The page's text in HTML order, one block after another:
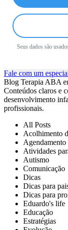
Seus dados são
Fale com um
Blog Terapia ABA
Conteúdos claros e
desenvolvimento
profissionais.
All Posts
Acolhimento
Agendamento
Atividades
Autismo
Comunicação
Dicas
Dicas para
Dicas para
Eduardo's life
Educação
Estratégias